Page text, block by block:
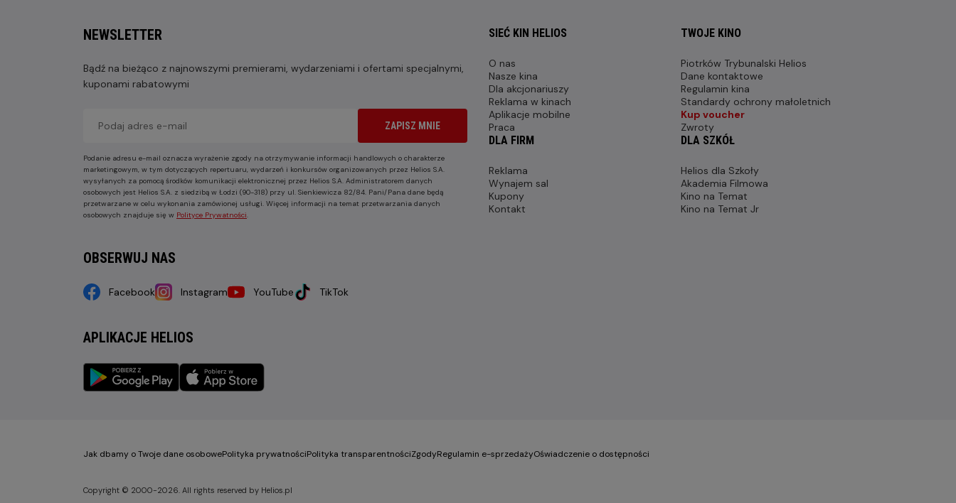
NEWSLETTER
Bądź na bieżąco z najnowszymi premierami, wydarzeniami i ofertami specjalnymi,
kuponami rabatowymi
ZAPISZ MNIE
Podanie adresu e-mail oznacza wyrażenie zgody na otrzymywanie informacji handlowych o charakterze
marketingowym, w tym dotyczących repertuaru, wydarzeń i konkursów organizowanych przez Helios S.A.
wysyłanych za pomocą środków komunikacji elektronicznej przez Helios S.A. Administratorem danych
osobowych jest Helios S.A. z siedzibą w Łodzi (90-318) przy ul. Sienkiewicza 82/84. Pani/Pana dane będą
przetwarzane w celu wykonania zamówionej usługi. Więcej informacji na temat przetwarzania danych
osobowych znajduje się w Polityce Prywatności.
OBSERWUJ NAS
Facebook Instagram YouTube TikTok
APLIKACJE HELIOS
SIEĆ KIN HELIOS
O nas
Nasze kina
Dla akcjonariuszy
Reklama w kinach
Aplikacje mobilne
Praca
TWOJE KINO
Piotrków Trybunalski Helios
Dane kontaktowe
Regulamin kina
Standardy ochrony małoletnich
Kup voucher
Zwroty
DLA FIRM
Reklama
Wynajem sal
Kupony
Kontakt
DLA SZKÓŁ
Helios dla Szkoły
Akademia Filmowa
Kino na Temat
Kino na Temat Jr
Jak dbamy o Twoje dane osobowePolityka prywatnościPolityka transparentnościZgodyRegulamin e-sprzedażyOświadczenie o dostępności
Copyright © 2000-2026. All rights reserved by Helios.pl